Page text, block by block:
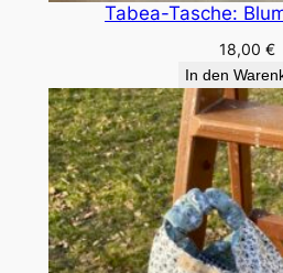
Tabea-Tasche:
18,00 €
In den